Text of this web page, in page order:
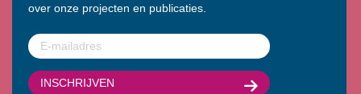
over onze projecten en publicaties.
E-
mailadres(Vereist)